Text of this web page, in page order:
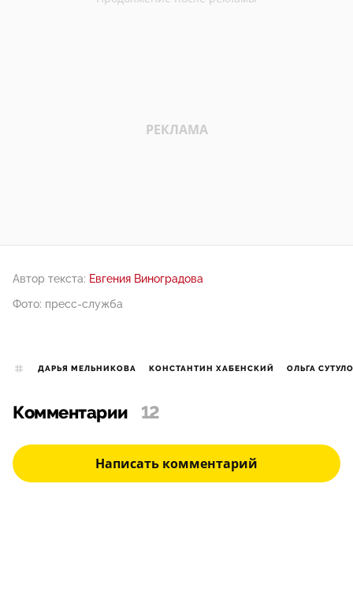
Автор текста: Евгения Виноградова
Фото: пресс-служба
ДАРЬЯ МЕЛЬНИКОВА КОНСТАНТИН ХАБЕНСКИЙ ОЛЬГА
Комментарии 12
Написать комментарий